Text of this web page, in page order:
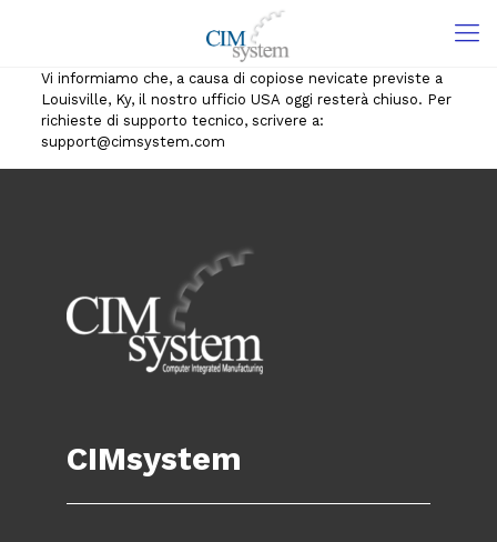
Vi informiamo che, a causa di copiose nevicate previste a
Louisville, Ky, il nostro ufficio USA oggi resterà chiuso. Per
richieste di supporto tecnico, scrivere a:
support@cimsystem.com
CIMsystem